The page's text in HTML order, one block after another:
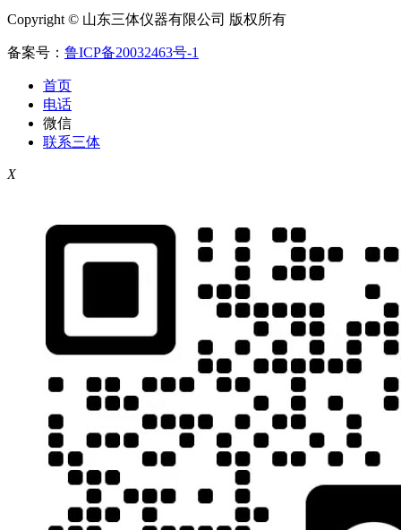
Copyright © 山东三体仪器有限公司 版权所有
备案号： 鲁ICP备20032463号-1
首页
电话
微信
联系三体
X